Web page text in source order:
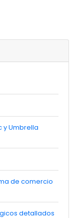
y Umbrella
de comercio
detallados